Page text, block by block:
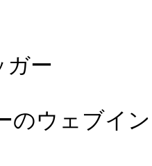
ガー
ウェブイ